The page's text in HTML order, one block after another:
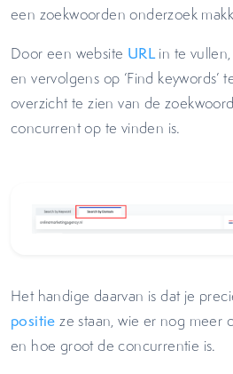
een zoekwoorden onderzoek
Door een website URLin te
en vervolgens op ‘Find keywords’
overzicht te zien van de
concurrent op te vinden is.
Het handige daarvan is dat je
positie ze staan, wie er nog meer
en hoe groot de concurrentie is.